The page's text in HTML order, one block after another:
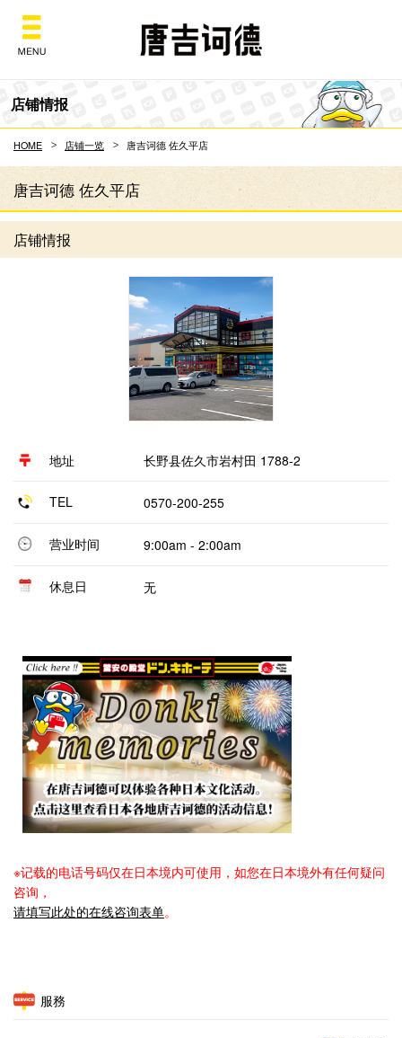
店铺情报
HOME 店铺一览 唐吉诃德 佐久平店
唐吉诃德 佐久平店
店铺情报
地址 长野县佐久市岩村田 1788-2
TEL 0570-200-255
营业时间 9:00am - 2:00am
休息日 无
※记载的电话号码仅在日本境内可使用，如您在日本境外有任何疑问
咨询，
请填写此处的在线咨询表单。
服務